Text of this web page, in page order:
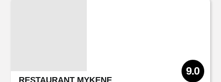
9.0